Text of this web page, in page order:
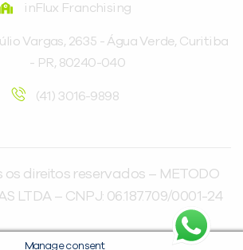
inFlux Franchising
Vargas, 2635 - Água Verde, Curitiba
- PR, 80240-040
(41) 3016-9898
direitos reservados – METODO
LTDA – CNPJ: 06.187.709/0001-24
Manage consent